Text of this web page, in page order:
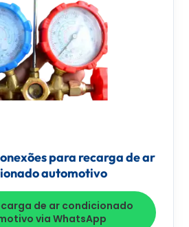
para recarga de ar
automotivo
de ar condicionado
via WhatsApp